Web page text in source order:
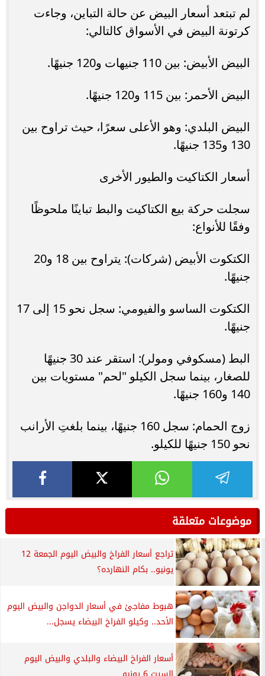
لم تبتعد أسعار البيض عن حالة التباين، وجاءت
كرتونة البيض في الأسواق كالتالي:
البيض الأبيض: بين 110 جنيهات و120 جنيهًا.
البيض الأحمر: بين 115 و120 جنيهًا.
البيض البلدي: وهو الأعلى سعرًا، حيث تراوح بين
130 و135 جنيهًا.
أسعار الكتاكيت والطيور الأخرى
سجلت حركة بيع الكتاكيت والبط تباينًا ملحوظًا
وفقًا للأنواع:
الكتكوت الأبيض (شركات): يتراوح بين 18 و20
جنيهًا.
الكتكوت الساسو والفيومي: سجل نحو 15 إلى 17
جنيهًا.
البط (مسكوفي ومولر): استقر عند 30 جنيهًا
للصغار، بينما سجل الكيلو "لحم" مستويات بين
140 و160 جنيهًا.
زوج الحمام: سجل 160 جنيهًا، بينما بلغتِ الأرانب
نحو 150 جنيهًا للكيلو.
موضوعات متعلقة
تراجع أسعار الفراخ والبيض اليوم الجمعة 12
يونيو.. بكام النهارده؟
هبوط مفاجئ في أسعار الدواجن والبيض اليوم
الأحد.. وكيلو الفراخ البيضاء يسجل...
أسعار الفراخ البيضاء والبلدي والبيض اليوم